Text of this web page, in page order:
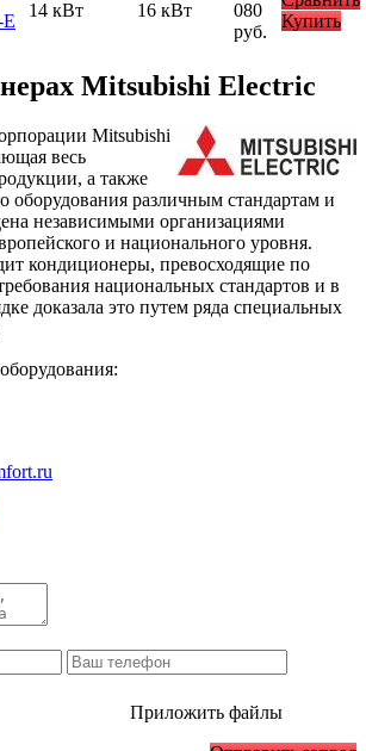
14 кВт 16 кВт
080
руб.
Купить
Mitsubishi Electric
Mitsubishi
весь
а также
оборудования различным стандартам и
независимыми организациями
и национального уровня.
кондиционеры, превосходящие по
национальных стандартов и в
доказала это путем ряда специальных
Приложить файлы